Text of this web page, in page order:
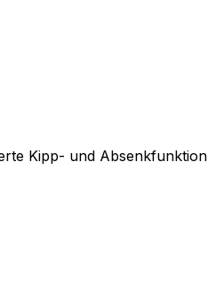
Kipp- und Absenkfunktion